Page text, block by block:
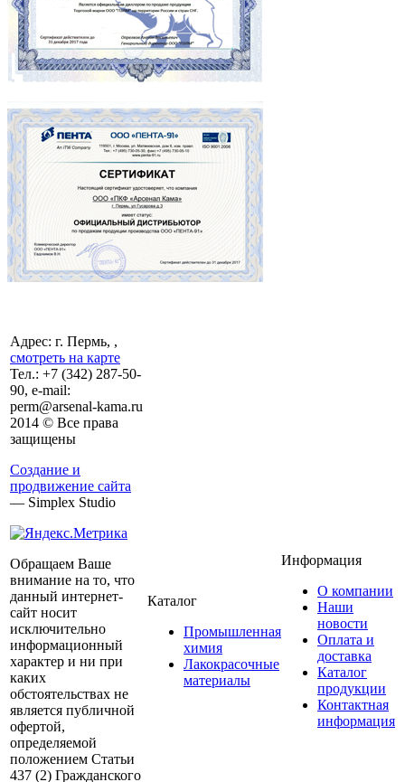
Адрес: г. Пермь, ,
смотреть на карте
Тел.: +7 (342) 287-50-
90, e-mail:
perm@arsenal-kama.ru
2014 © Все права
защищены
Создание и
продвижение сайта
— Simplex Studio
Обращаем Ваше
внимание на то, что
данный интернет-
сайт носит
исключительно
информационный
характер и ни при
каких
обстоятельствах не
является публичной
офертой,
определяемой
положением Статьи
437 (2) Гражданского
Каталог
Промышленная
химия
Лакокрасочные
материалы
Информация
О компании
Наши
новости
Оплата и
доставка
Каталог
продукции
Контактная
информация